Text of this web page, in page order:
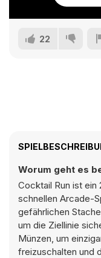
22
Worum geht es
Cocktail Run ist
schnellen Arcade-
gefährlichen
um die Ziellinie
Münzen, um
freizuschalten und